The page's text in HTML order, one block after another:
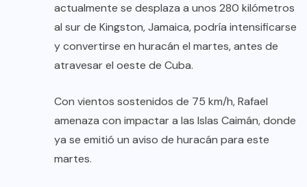
actualmente se desplaza a unos 280 kilómetros
al sur de Kingston, Jamaica, podría intensificarse
y convertirse en huracán el martes, antes de
atravesar el oeste de Cuba.
Con vientos sostenidos de 75 km/h, Rafael
amenaza con impactar a las Islas Caimán, donde
ya se emitió un aviso de huracán para este
martes.